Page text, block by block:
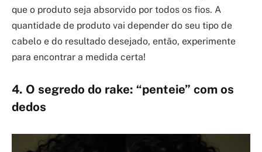
que o produto seja absorvido por todos os fios. A
quantidade de produto vai depender do seu tipo de
cabelo e do resultado desejado, então, experimente
para encontrar a medida certa!
4. O segredo do rake: “penteie” com os
dedos